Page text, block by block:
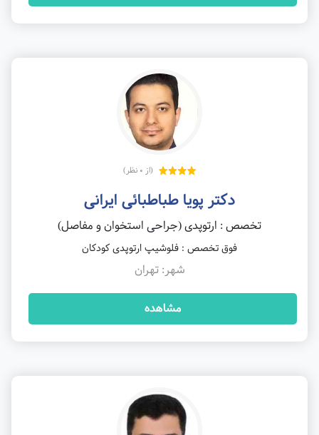
(از 0 نظر)
دکتر پویا طباطبائی ایرانی
تخصص : ارتوپدی (جراحی استخوان و مفاصل)
فوق تخصص : فلوشیپ ارتوپدی کودکان
شهر: تهران
مشاهده